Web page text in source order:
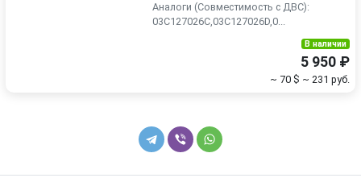
Аналоги (Совместимость с ДВС):
03C127026C,03C127026D,0...
В наличии
5 950 ₽
~ 70 $ ~ 231 руб.